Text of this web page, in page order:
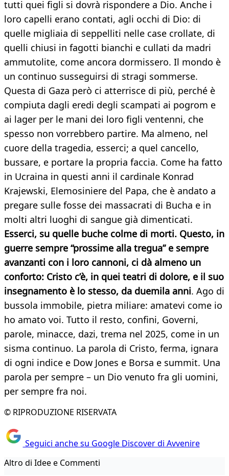
tutti quei figli si dovrà rispondere a Dio. Anche i
loro capelli erano contati, agli occhi di Dio: di
quelle migliaia di seppelliti nelle case crollate, di
quelli chiusi in fagotti bianchi e cullati da madri
ammutolite, come ancora dormissero. Il mondo è
un continuo susseguirsi di stragi sommerse.
Questa di Gaza però ci atterrisce di più, perché è
compiuta dagli eredi degli scampati ai pogrom e
ai lager per le mani dei loro figli ventenni, che
spesso non vorrebbero partire. Ma almeno, nel
cuore della tragedia, esserci; a quel cancello,
bussare, e portare la propria faccia. Come ha fatto
in Ucraina in questi anni il cardinale Konrad
Krajewski, Elemosiniere del Papa, che è andato a
pregare sulle fosse dei massacrati di Bucha e in
molti altri luoghi di sangue già dimenticati.
Esserci, su quelle buche colme di morti. Questo, in
guerre sempre “prossime alla tregua” e sempre
avanzanti con i loro cannoni, ci dà almeno un
conforto: Cristo c’è, in quei teatri di dolore, e il suo
insegnamento è lo stesso, da duemila anni. Ago di
bussola immobile, pietra miliare: amatevi come io
ho amato voi. Tutto il resto, confini, Governi,
parole, minacce, dazi, trema nel 2025, come in un
sisma continuo. La parola di Cristo, ferma, ignara
di ogni indice e Dow Jones e Borsa e summit. Una
parola per sempre – un Dio venuto fra gli uomini,
per sempre fra noi.
© RIPRODUZIONE RISERVATA
Seguici anche su Google Discover di Avvenire
Altro di Idee e Commenti